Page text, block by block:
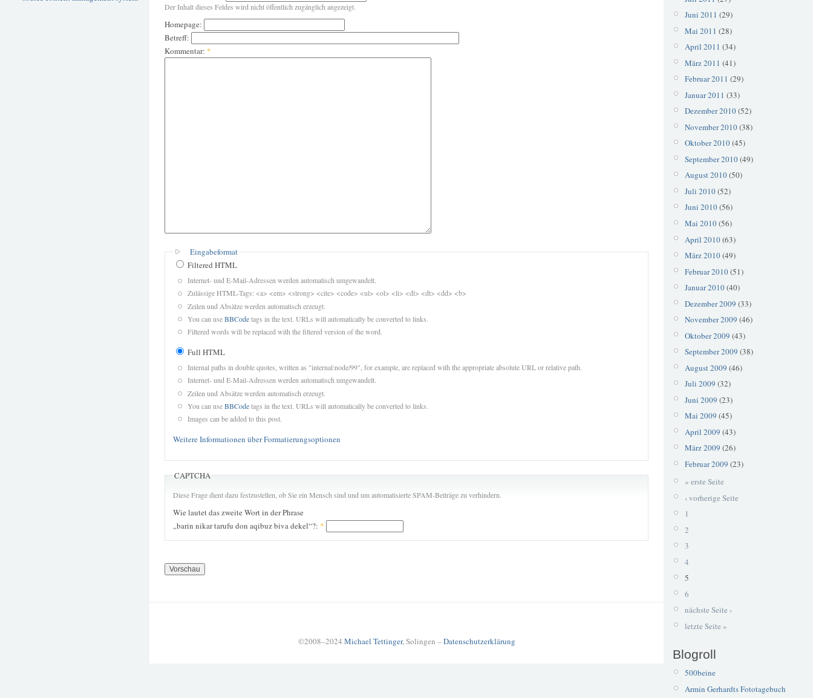
Der Inhalt dieses Feldes wird nicht öffentlich zugänglich angezeigt.
Homepage:
Betreff:
Kommentar: *
Eingabeformat
Filtered HTML
Internet- und E-Mail-Adressen werden automatisch umgewandelt.
Zulässige HTML-Tags: <a> <em> <strong> <cite> <code> <ul> <ol> <li> <dl> <dt> <dd> <b>
Zeilen und Absätze werden automatisch erzeugt.
You can useBBCodetags in the text. URLs will automatically be converted to links.
Filtered words will be replaced with the filtered version of the word.
Full HTML
Internal paths in double quotes, written as "internal:node/99", for example, are replaced with the appropriate absolute URL or relative path.
Internet- und E-Mail-Adressen werden automatisch umgewandelt.
Zeilen und Absätze werden automatisch erzeugt.
You can useBBCodetags in the text. URLs will automatically be converted to links.
Images can be added to this post.
Weitere Informationen über Formatierungsoptionen
CAPTCHA
Diese Frage dient dazu festzustellen, ob Sie ein Mensch sind und um automatisierte SPAM-Beiträge zu verhindern.
Wie lautet das zweite Wort in der Phrase
„barin nikar tarufu don aqibuz biva dekel“?: *
©2008–2024 Michael Tettinger, Solingen –Datenschutzerklärung
Juni 2011 (29)
Mai 2011 (28)
April 2011 (34)
März 2011 (41)
Februar 2011 (29)
Januar 2011 (33)
Dezember 2010(52)
November 2010(38)
Oktober 2010(45)
September 2010(49)
August 2010(50)
Juli 2010(52)
Juni 2010(56)
Mai 2010(56)
April 2010(63)
März 2010(49)
Februar 2010(51)
Januar 2010(40)
Dezember 2009 (33)
November 2009 (46)
Oktober 2009 (43)
September 2009 (38)
August 2009 (46)
Juli 2009 (32)
Juni 2009 (23)
Mai 2009 (45)
April 2009 (43)
März 2009 (26)
Februar 2009 (23)
« erste Seite
‹ vorherige Seite
1
2
3
4
5
6
nächste Seite ›
letzte Seite »
Blogroll
500beine
Armin Gerhardts Fototagebuch